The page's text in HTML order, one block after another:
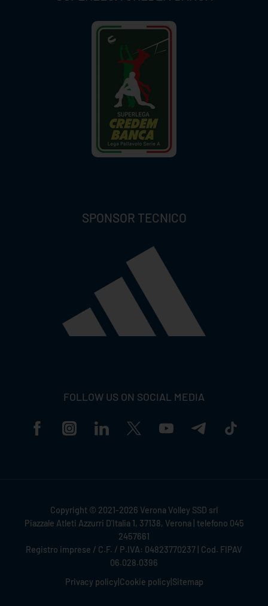
SPONSOR TECNICO
FOLLOW US ON SOCIAL MEDIA
Copyright © 2021-2026 Verona Volley SSD srl
Piazzale Atleti Azzurri D'Italia 1, 37138, Verona | telefono 045
2457661
Registro imprese / C.F. / P.IVA: 04823770237 | Cod. FIPAV
06.028.0396
Privacy policy Cookie policy Sitemap